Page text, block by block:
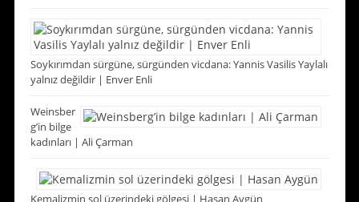
Soykırımdan sürgüne, sürgünden vicdana: Yannis Vasilis Yaylalı
yalnız değildir | Enver Enli
Weinsber
g’in bilge
kadınları | Ali Çarman
Kemalizmin sol üzerindeki gölgesi | Hasan Aygün